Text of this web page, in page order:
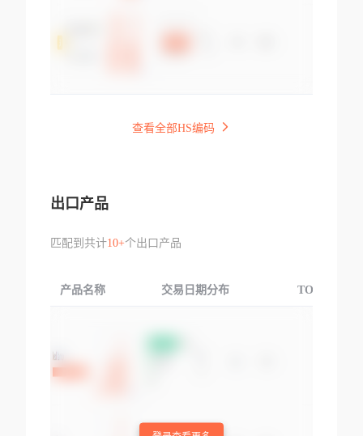
查看全部HS编码
出口产品
匹配到共计10+个出口产品
产品名称 交易日期分布 TOP3交易国